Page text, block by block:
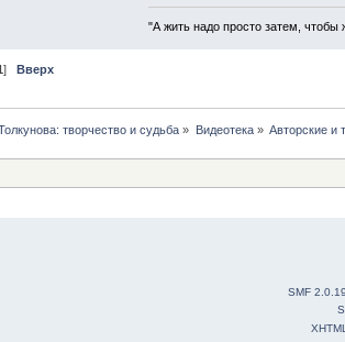
"А жить надо просто затем, чтобы
] Вверх
творчество и судьба » Видеотека» Авторские и
SMF